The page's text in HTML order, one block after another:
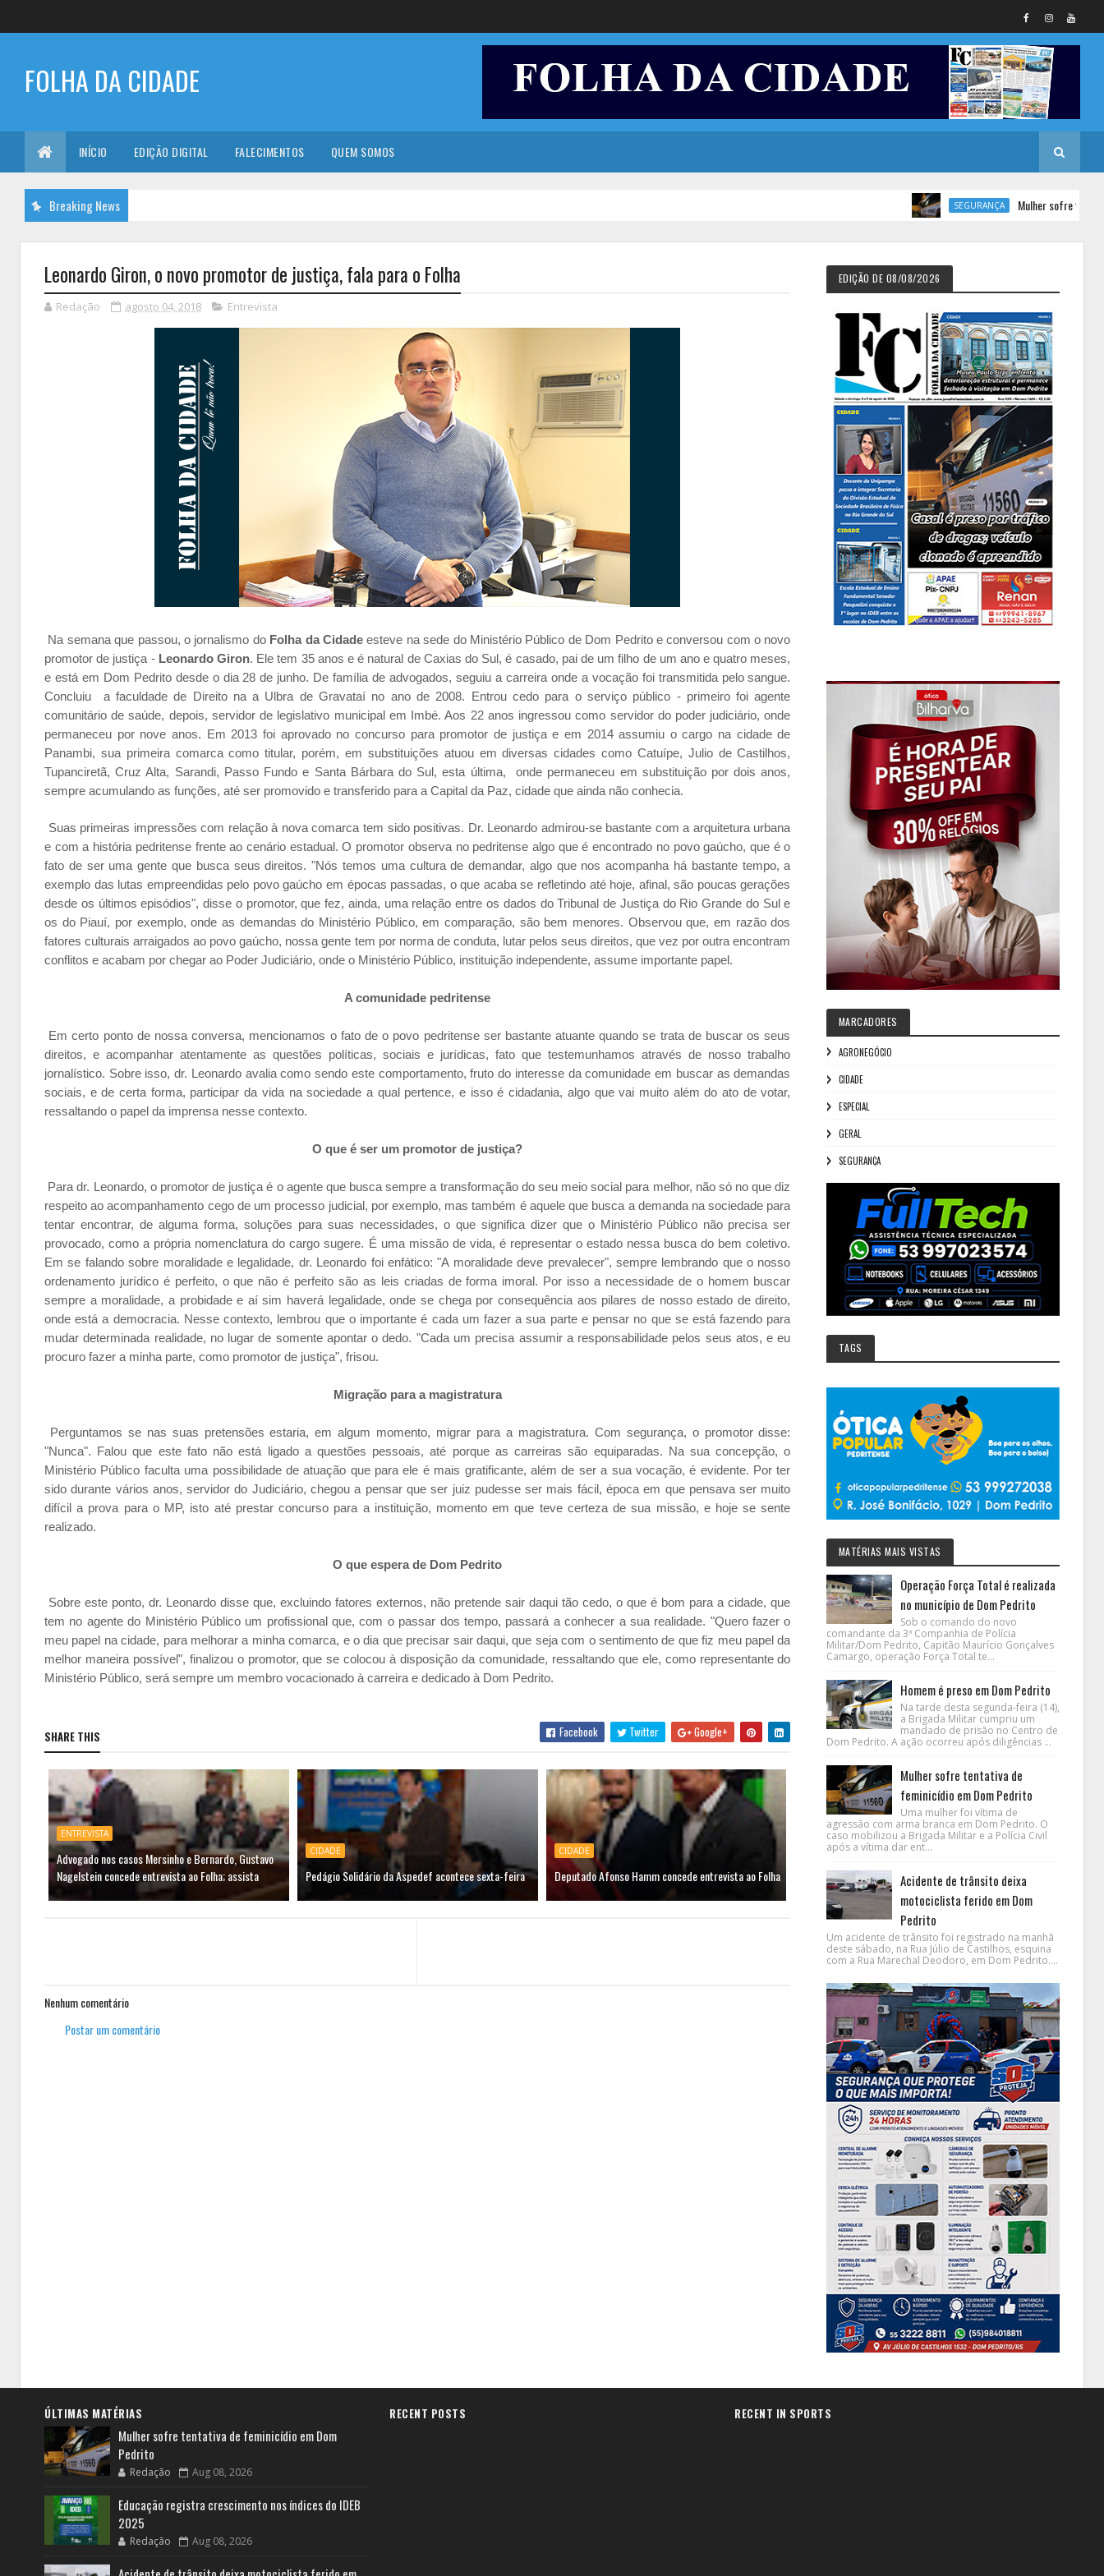
FOLHA DA CIDADE
INÍCIO EDIÇÃO DIGITAL FALECIMENTOS QUEM SOMOS
Breaking News SEGURANÇA Mulher sofre tentativa de
Leonardo Giron, o novo promotor de justiça, fala para o Folha
Redação agosto 04, 2018 Entrevista
Na semana que passou, o jornalismo do Folha da Cidadeesteve na sede do Ministério Público de Dom Pedrito e conversou com o novo
promotor de justiça - Leonardo Giron. Ele tem 35 anos e é natural de Caxias do Sul, é casado, pai de um filho de um ano e quatro meses,
e está em Dom Pedrito desde o dia 28 de junho. De família de advogados, seguiu a carreira onde a vocação foi transmitida pelo sangue.
Concluiu a faculdade de Direito na a Ulbra de Gravataí no ano de 2008. Entrou cedo para o serviço público - primeiro foi agente
comunitário de saúde, depois, servidor de legislativo municipal em Imbé. Aos 22 anos ingressou como servidor do poder judiciário, onde
permaneceu por nove anos. Em 2013 foi aprovado no concurso para promotor de justiça e em 2014 assumiu o cargo na cidade de
Panambi, sua primeira comarca como titular, porém, em substituições atuou em diversas cidades como Catuípe, Julio de Castilhos,
Tupanciretã, Cruz Alta, Sarandi, Passo Fundo e Santa Bárbara do Sul, esta última, onde permaneceu em substituição por dois anos,
sempre acumulando as funções, até ser promovido e transferido para a Capital da Paz, cidade que ainda não conhecia.
Suas primeiras impressões com relação à nova comarca tem sido positivas. Dr. Leonardo admirou-se bastante com a arquitetura urbana
e com a história pedritense frente ao cenário estadual. O promotor observa no pedritense algo que é encontrado no povo gaúcho, que é o
fato de ser uma gente que busca seus direitos. "Nós temos uma cultura de demandar, algo que nos acompanha há bastante tempo, a
exemplo das lutas empreendidas pelo povo gaúcho em épocas passadas, o que acaba se refletindo até hoje, afinal, são poucas gerações
desde os últimos episódios", disse o promotor, que fez, ainda, uma relação entre os dados do Tribunal de Justiça do Rio Grande do Sul e
os do Piauí, por exemplo, onde as demandas do Ministério Público, em comparação, são bem menores. Observou que, em razão dos
fatores culturais arraigados ao povo gaúcho, nossa gente tem por norma de conduta, lutar pelos seus direitos, que vez por outra encontram
conflitos e acabam por chegar ao Poder Judiciário, onde o Ministério Público, instituição independente, assume importante papel.
A comunidade pedritense
Em certo ponto de nossa conversa, mencionamos o fato de o povo pedritense ser bastante atuante quando se trata de buscar os seus
direitos, e acompanhar atentamente as questões políticas, sociais e jurídicas, fato que testemunhamos através de nosso trabalho
jornalístico. Sobre isso, dr. Leonardo avalia como sendo este comportamento, fruto do interesse da comunidade em buscar as demandas
sociais, e de certa forma, participar da vida na sociedade a qual pertence, e isso é cidadania, algo que vai muito além do ato de votar,
ressaltando o papel da imprensa nesse contexto.
O que é ser um promotor de justiça?
Para dr. Leonardo, o promotor de justiça é o agente que busca sempre a transformação do seu meio social para melhor, não só no que diz
respeito ao acompanhamento cego de um processo judicial, por exemplo, mas também é aquele que busca a demanda na sociedade para
tentar encontrar, de alguma forma, soluções para suas necessidades, o que significa dizer que o Ministério Público não precisa ser
provocado, como a própria nomenclatura do cargo sugere. É uma missão de vida, é representar o estado nessa busca do bem coletivo.
Em se falando sobre moralidade e legalidade, dr. Leonardo foi enfático: "A moralidade deve prevalecer", sempre lembrando que o nosso
ordenamento jurídico é perfeito, o que não é perfeito são as leis criadas de forma imoral. Por isso a necessidade de o homem buscar
sempre a moralidade, a probidade e aí sim haverá legalidade, onde se chega por consequência aos pilares de nosso estado de direito,
onde está a democracia. Nesse contexto, lembrou que o importante é cada um fazer a sua parte e pensar no que se está fazendo para
mudar determinada realidade, no lugar de somente apontar o dedo. "Cada um precisa assumir a responsabilidade pelos seus atos, e eu
procuro fazer a minha parte, como promotor de justiça", frisou.
Migração para a magistratura
Perguntamos se nas suas pretensões estaria, em algum momento, migrar para a magistratura. Com segurança, o promotor disse:
"Nunca". Falou que este fato não está ligado a questões pessoais, até porque as carreiras são equiparadas. Na sua concepção, o
Ministério Público faculta uma possibilidade de atuação que para ele é mais gratificante, além de ser a sua vocação, é evidente. Por ter
sido durante vários anos, servidor do Judiciário, chegou a pensar que ser juiz pudesse ser mais fácil, época em que pensava ser muito
difícil a prova para o MP, isto até prestar concurso para a instituição, momento em que teve certeza de sua missão, e hoje se sente
realizado.
O que espera de Dom Pedrito
Sobre este ponto, dr. Leonardo disse que, excluindo fatores externos, não pretende sair daqui tão cedo, o que é bom para a cidade, que
tem no agente do Ministério Público um profissional que, com o passar dos tempo, passará a conhecer a sua realidade. "Quero fazer o
meu papel na cidade, para melhorar a minha comarca, e o dia que precisar sair daqui, que seja com o sentimento de que fiz meu papel da
melhor maneira possível", finalizou o promotor, que se colocou à disposição da comunidade, ressaltando que ele, como representante do
Ministério Público, será sempre um membro vocacionado à carreira e dedicado à Dom Pedrito.
SHARE THIS Facebook Twitter Google+
ENTREVISTA
Advogado nos casos Mersinho e Bernardo, Gustavo
Nagelstein concede entrevista ao Folha; assista
CIDADE
Pedágio Solidário da Aspedef acontece sexta-feira
CIDADE
Deputado Afonso Hamm concede entrevista ao Folha
Nenhum comentário
Postar um comentário
EDIÇÃO DE 08/08/2026
MARCADORES
AGRONEGÓCIO
CIDADE
ESPECIAL
GERAL
SEGURANÇA
TAGS
MATÉRIAS MAIS VISTAS
Operação Força Total é realizada
no município de Dom Pedrito
Sob o comando do novo
comandante da 3ª Companhia de Polícia
Militar/Dom Pedrito, Capitão Maurício Gonçalves
Camargo, operação Força Total te...
Homem é preso em Dom Pedrito
Na tarde desta segunda-feira (14),
a Brigada Militar cumpriu um
mandado de prisão no Centro de
Dom Pedrito. A ação ocorreu após diligências ...
Mulher sofre tentativa de
feminicídio em Dom Pedrito
Uma mulher foi vítima de
agressão com arma branca em Dom Pedrito. O
caso mobilizou a Brigada Militar e a Polícia Civil
após a vítima dar ent...
Acidente de trânsito deixa
motociclista ferido em Dom
Pedrito
Um acidente de trânsito foi registrado na manhã
deste sábado, na Rua Júlio de Castilhos, esquina
com a Rua Marechal Deodoro, em Dom Pedrito....
ÚLTIMAS MATÉRIAS
Mulher sofre tentativa de feminicídio em Dom
Pedrito
Redação Aug 08, 2026
Educação registra crescimento nos índices do IDEB
2025
Redação Aug 08, 2026
RECENT POSTS RECENT IN SPORTS